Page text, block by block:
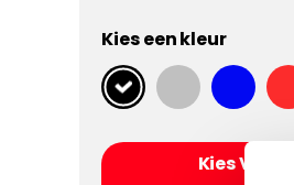
Kies een kleur
Kies